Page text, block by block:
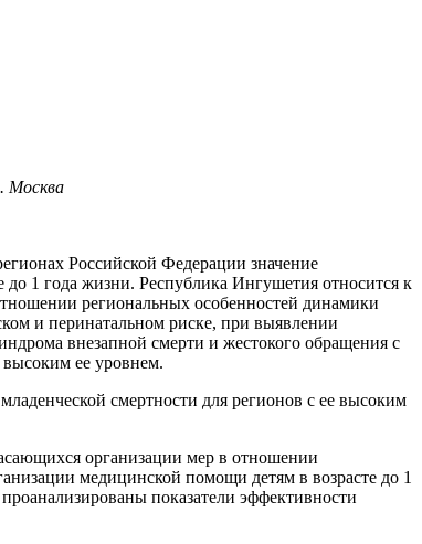
Москва
Российской Федерации значение
до 1 года жизни. Республика Ингушетия относится к
региональных особенностей динамики
и перинатальном риске, при выявлении
внезапной смерти и жестокого обращения с
высоким ее уровнем.
смертности для регионов с ее высоким
организации мер в отношении
медицинской помощи детям в возрасте до 1
показатели эффективности